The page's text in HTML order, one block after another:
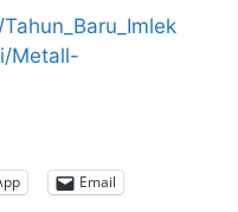
Metall-
Email